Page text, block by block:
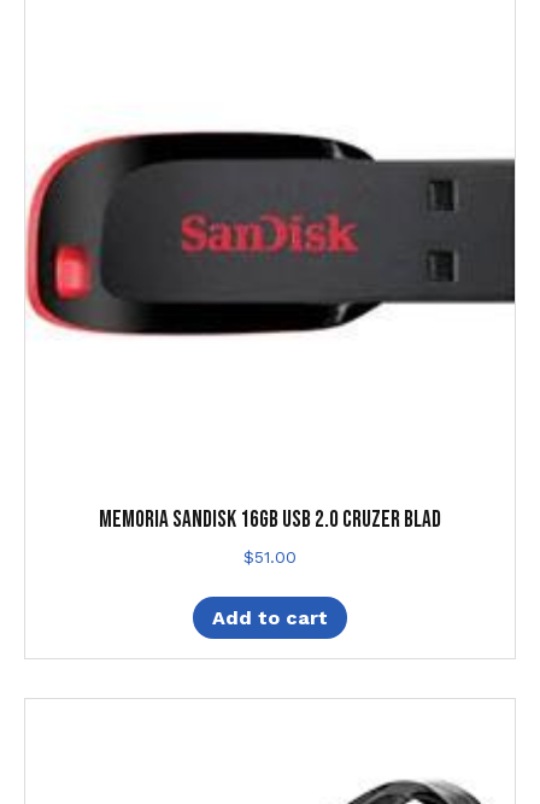
MEMORIA SANDISK 16GB USB 2.0 CRUZER BLAD
$51.00
Add to cart